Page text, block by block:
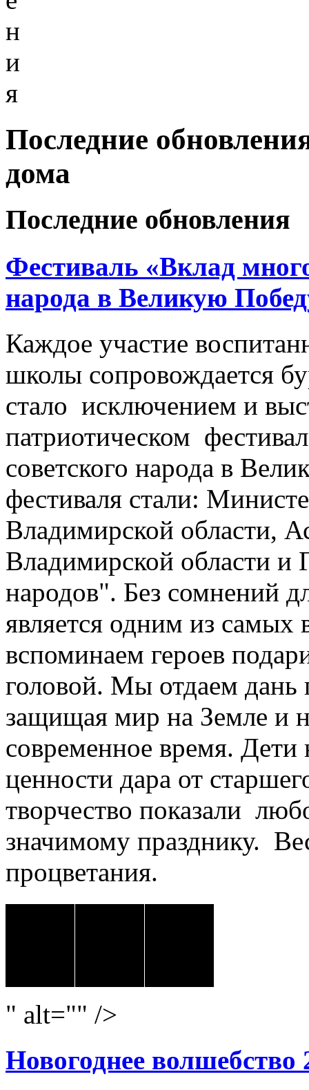
н
и
я
Последние
дома
Последние обновления
Фестиваль «Вклад
народа в Великую
Каждое участие
школы сопровождается
стало исключением и
патриотическом
советского народа в
фестиваля стали:
Владимирской области,
Владимирской области
народов". Без сомнений
является одним из
вспоминаем героев
головой. Мы отдаем дань
защищая мир на Земле и
современное время.
ценности дара от
творчество показали
значимому празднику.
процветания.
" alt="" />
Новогоднее волшебство